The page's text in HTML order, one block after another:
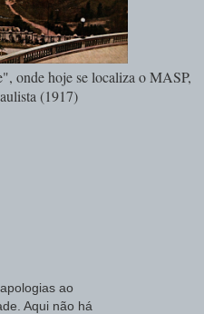
onde hoje se localiza o MASP,
(1917)
ao
Aqui não há